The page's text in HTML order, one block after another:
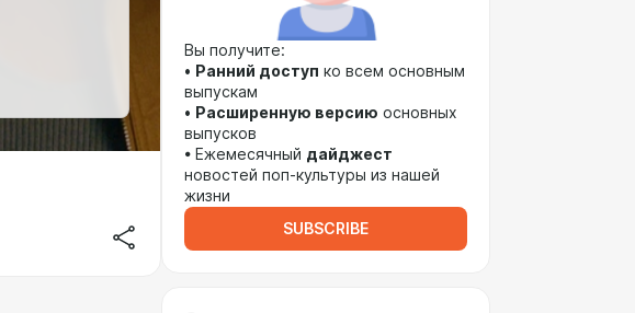
Вы получите:
• Ранний доступ ко всем основным
выпускам
• Расширенную версию основных
выпусков
• Ежемесячный дайджест
новостей поп-культуры из нашей
жизни
SUBSCRIBE